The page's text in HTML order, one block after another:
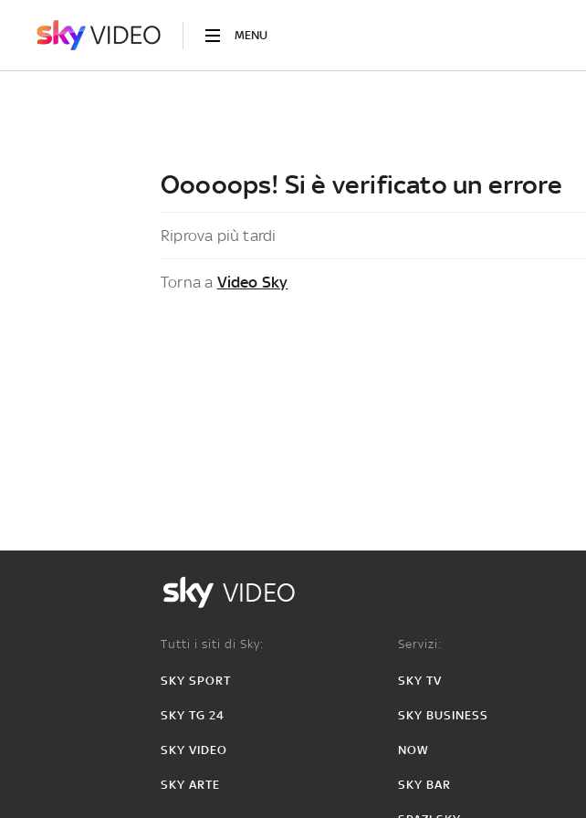
MENU
Ooooops! Si è verificato un errore
Riprova più tardi
Torna a Video Sky
VIDEO
Tutti i siti di Sky:
SKY SPORT
SKY TG 24
SKY VIDEO
SKY ARTE
Servizi:
SKY TV
SKY BUSINESS
NOW
SKY BAR